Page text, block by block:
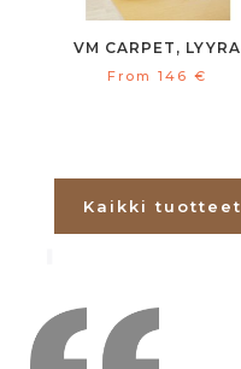
VM CARPET, LYYRA
From 146€
Kaikki tuotteet